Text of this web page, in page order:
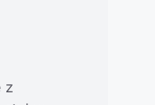
z